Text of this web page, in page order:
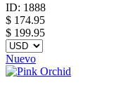
ID: 1888
$ 174.95
$ 199.95
Nuevo